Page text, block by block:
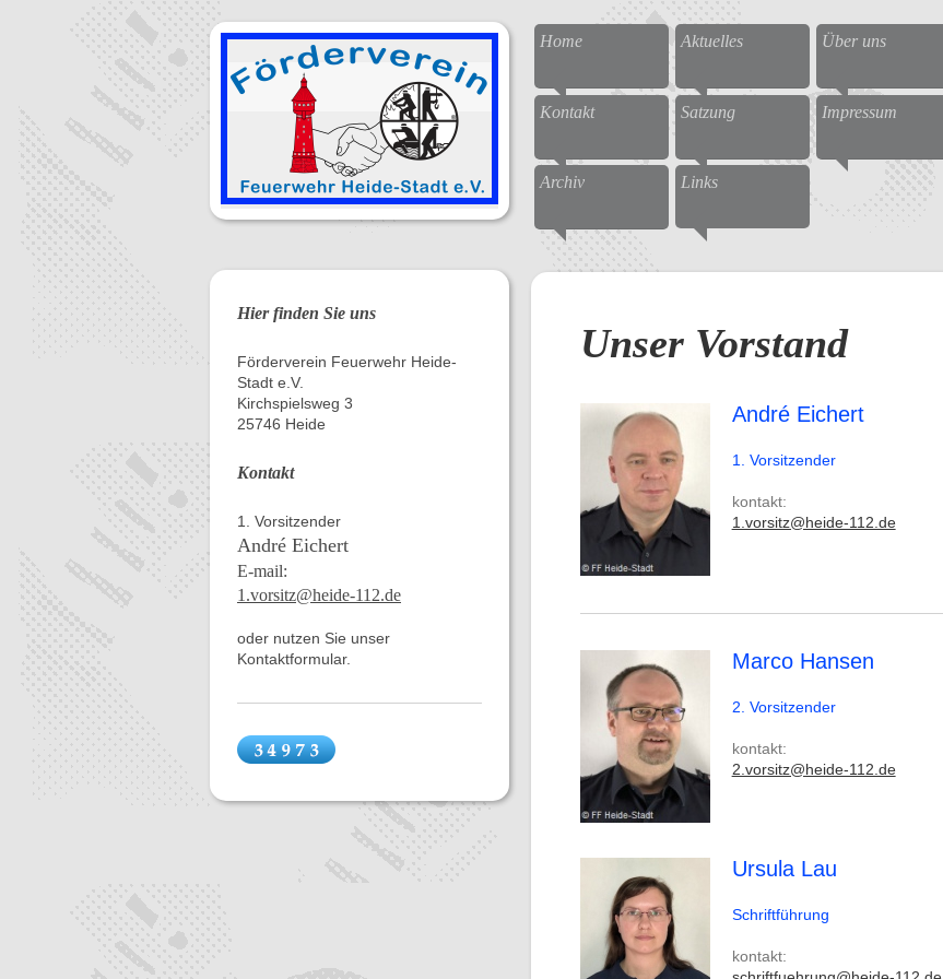
Hier finden Sie uns
Förderverein Feuerwehr Heide-
Stadt e.V.
Kirchspielsweg 3
25746 Heide
Kontakt
1. Vorsitzender
André Eichert
E-mail:
1.vorsitz@heide-112.de
oder nutzen Sie unser
Kontaktformular.
Home Aktuelles Über uns
Kontakt Satzung Impressum
Archiv Links
Unser Vorstand
André Eichert
1. Vorsitzender
kontakt:
1.vorsitz@heide-112.de
Marco Hansen
2. Vorsitzender
kontakt:
2.vorsitz@heide-112.de
Ursula Lau
Schriftführung
kontakt: